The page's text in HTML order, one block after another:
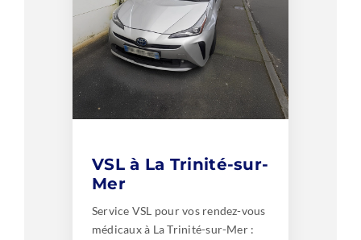
VSL à La Trinité-sur-
Mer
Service VSL pour vos rendez-vous
médicaux à La Trinité-sur-Mer :